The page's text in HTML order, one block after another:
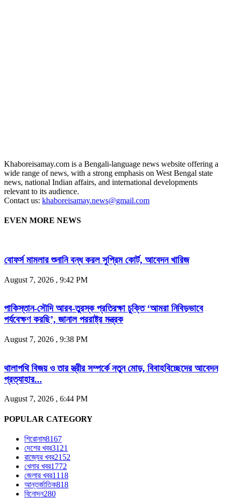
Khaboreisamay.com is a Bengali-language news website offering a
wide range of news, with a strong emphasis on West Bengal state
news, national Indian affairs, and international developments
relevant to its audience.
Contact us: khaboreisamay.news@gmail.com
EVEN MORE NEWS
বোফর্স মামলার শুনানি বন্ধ করল সুপ্রিম কোর্ট, আবেদন খারিজ
August 7, 2026 , 9:42 PM
পাকিস্তান-সৌদি আরব-তুরস্ক প্রতিরক্ষা চুক্তি ‘আমরা নিবিড়ভাবে
পর্যবেক্ষণ করছি’, জানাল পররাষ্ট্র মন্ত্রক
August 7, 2026 , 9:38 PM
থালাপথি বিজয় ও তার স্ত্রীর সম্পর্কে নতুন মোড়, বিবাহবিচ্ছেদের আবেদন
প্রত্যাহার...
August 7, 2026 , 6:44 PM
POPULAR CATEGORY
শিরোনাম8167
দেশের খবর3121
রাজ্যের খবর2152
খেলার খবর1772
জেলার খবর1118
আন্তর্জাতিক818
বিনোদন280